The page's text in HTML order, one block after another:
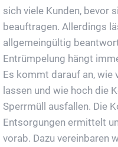
sich viele Kunden, bevor
beauftragen. Allerdings
allgemeingültig
Entrümpelung hängt
Es kommt darauf an, wie
lassen und wie hoch die
Sperrmüll ausfallen. Die
Entsorgungen ermittelt
vorab. Dazu vereinbaren